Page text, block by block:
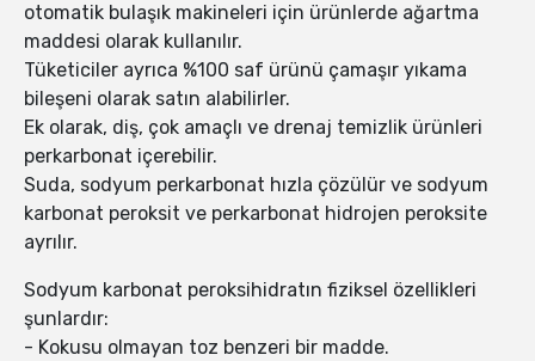
otomatik bulaşık makineleri için ürünlerde ağartma
maddesi olarak kullanılır.
Tüketiciler ayrıca %100 saf ürünü çamaşır yıkama
bileşeni olarak satın alabilirler.
Ek olarak, diş, çok amaçlı ve drenaj temizlik ürünleri
perkarbonat içerebilir.
Suda, sodyum perkarbonat hızla çözülür ve sodyum
karbonat peroksit ve perkarbonat hidrojen peroksite
ayrılır.
Sodyum karbonat peroksihidratın fiziksel özellikleri
şunlardır:
- Kokusu olmayan toz benzeri bir madde.